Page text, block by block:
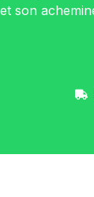
son